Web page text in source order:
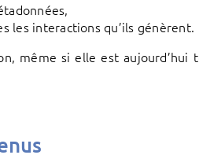
les interactions qu’ils génèrent.
même si elle est aujourd’hui